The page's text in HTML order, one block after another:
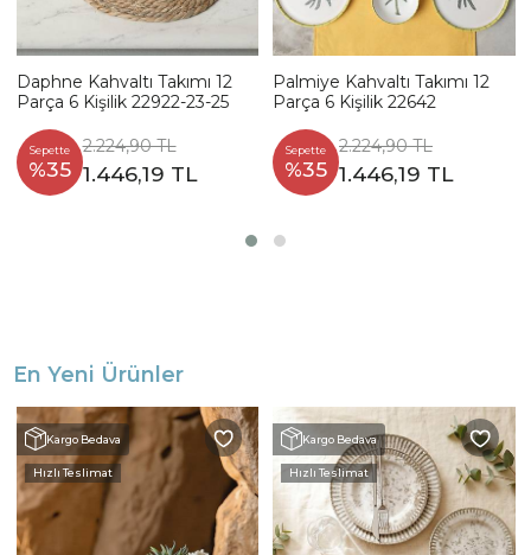
Daphne Kahvaltı Takımı 12
Parça 6 Kişilik 22922-23-25
Sepette
%35
2.224,90 TL
1.446,19 TL
Palmiye Kahvaltı Takımı 12
Parça 6 Kişilik 22642
Sepette
%35
2.224,90 TL
1.446,19 TL
En Yeni Ürünler
Kargo Bedava
Hızlı Teslimat
Kargo Bedava
Hızlı Teslimat